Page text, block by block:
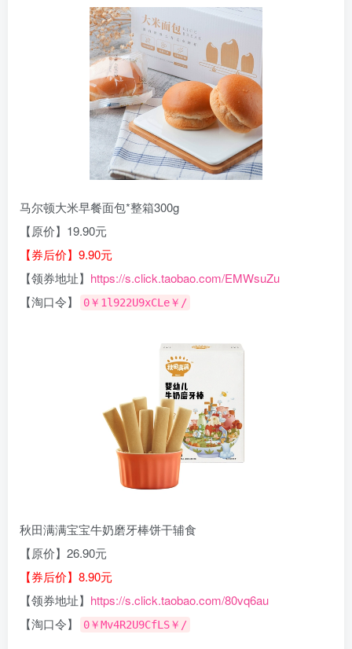
马尔顿大米早餐面包*整箱300g
【原价】19.90元
【券后价】9.90元
【领券地址】 https://s.click.taobao.com/EMWsuZu
【淘口令】
0￥1l922U9xCLe￥/
秋田满满宝宝牛奶磨牙棒饼干辅食
【原价】26.90元
【券后价】8.90元
【领券地址】 https://s.click.taobao.com/80vq6au
【淘口令】
0￥Mv4R2U9CfLS￥/